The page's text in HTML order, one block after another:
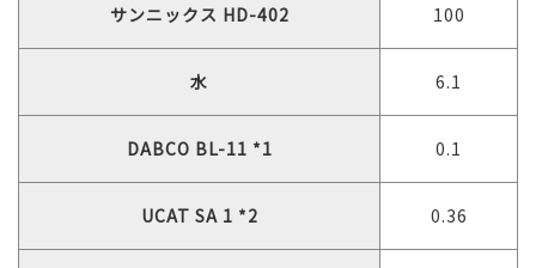
サンニックス HD-402 100
水 6.1
DABCO BL-11 *1 0.1
UCAT SA 1 *2 0.36